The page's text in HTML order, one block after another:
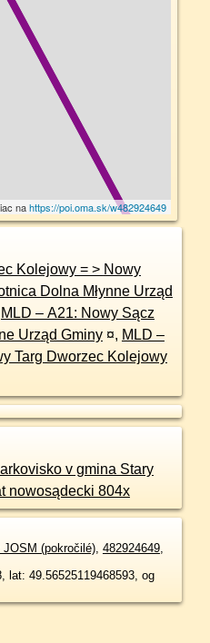
nahttps://poi.oma.sk/w482924649
= > Nowy
Dolna Młynne Urząd
MLD – A21: Nowy Sącz
Urząd Gminy ¤, MLD –
Sącz MDA = > Nowy Targ Dworzec Kolejowy
v gmina Stary
nowosądecki 804x
JOSM (pokročilé), 482924649,
lat: 49.56525119468593, og